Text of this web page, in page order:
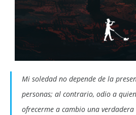
Mi soledad no depende de la
personas; al contrario, odio a
ofrecerme a cambio una verdadera